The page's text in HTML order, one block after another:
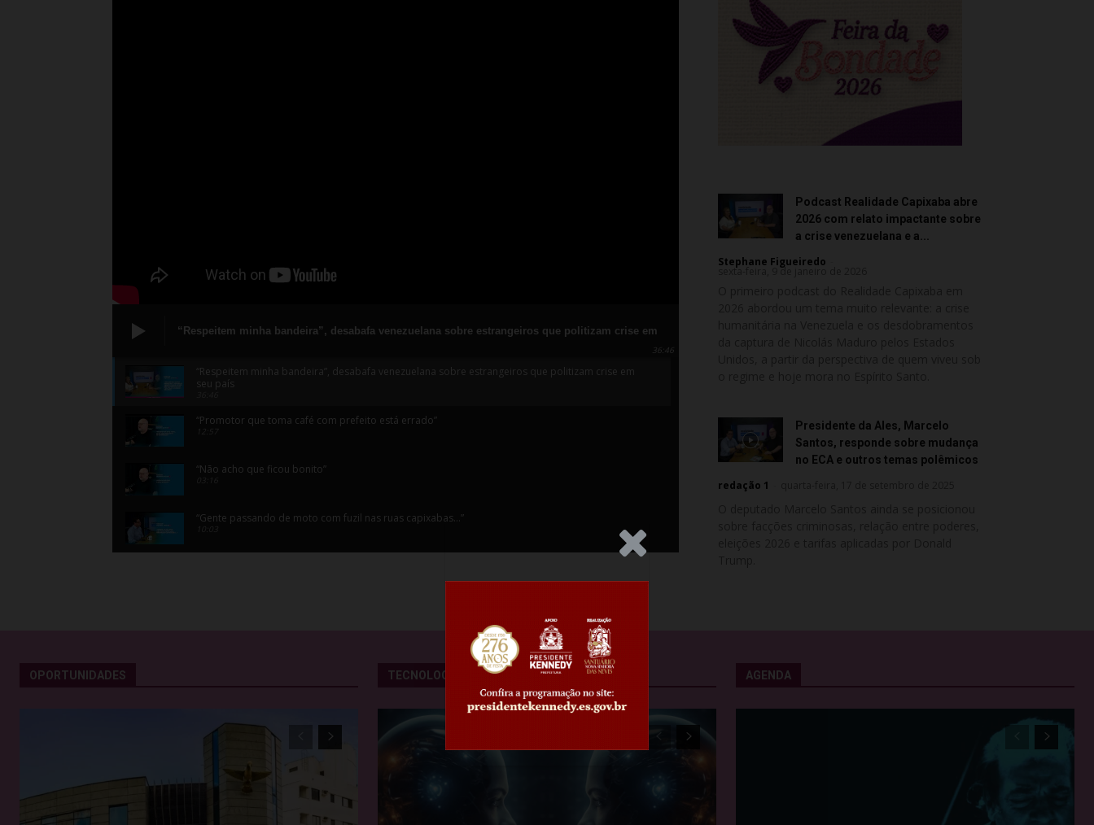
“Respeitem minha bandeira”, desabafa venezuelana sobre estrangeiros que politizam crise em
36:46
“Respeitem minha bandeira”, desabafa venezuelana sobre estrangeiros que politizam crise em
seu país
“Promotor que toma café com prefeito está errado”
12:57
“Não acho que ficou bonito”
“Gente passando de moto com fuzil nas ruas capixabas…”
Realidade Capixaba Podcast #27: Presidente da Ales, Marcelo Santos, responde sobre mudança
Deputada e procuradora cobram ações da Prefeitura de Guarapari em defesa dos animais
"Mascarar o erro é possibilitar que ele aconteça de novo", diz jornalista Marcelo Paranhos ao...
Médico-veterinário esclarece dúvidas sobre cinomose Médico-veterinário esclarece dúvidas
Podcast Realidade Capixaba abre
2026 com relato impactante sobre
a crise venezuelana e a...
Stephane Figueiredo
sexta-feira, 9 de janeiro de 2026
Presidente da Ales, Marcelo
Santos, responde sobre mudança
no ECA e outros temas polêmicos
redação 1
OPORTUNIDADES TECNOLOGIA E EMPREENDEDORISMO AGENDA